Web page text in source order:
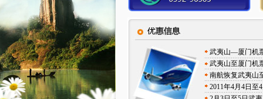
武夷山—厦门机
武夷山至厦门机
南航恢复武夷山
2011年4月4日至